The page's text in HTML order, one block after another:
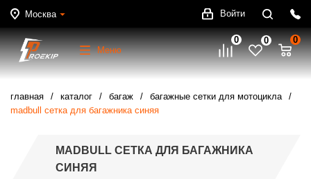
Москва Войти
Меню
0 0 0
главная каталог багаж
багажные сетки для мотоцикла
madbull сетка для багажника синяя
MADBULL СЕТКА ДЛЯ БАГАЖНИКА
СИНЯЯ